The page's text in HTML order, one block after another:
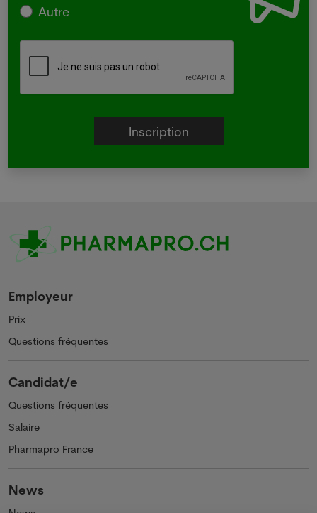
Autre
Employeur
Prix
Questions fréquentes
Candidat/e
Questions fréquentes
Salaire
Pharmapro France
News